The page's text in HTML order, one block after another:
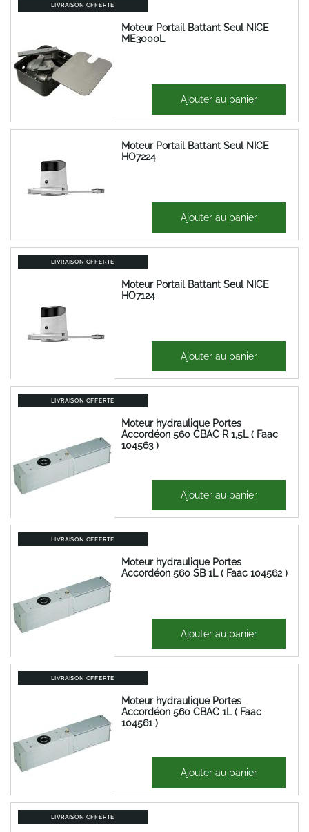
LIVRAISON OFFERTE
Moteur Portail Battant Seul NICE
ME3000L
608,47 € Ajouter au panier
Moteur Portail Battant Seul NICE
HO7224
Ajouter au panier
LIVRAISON OFFERTE
Moteur Portail Battant Seul NICE
HO7124
Ajouter au panier
LIVRAISON OFFERTE
Moteur hydraulique Portes
Accordéon 560 CBAC R 1,5L ( Faac
104563 )
1 830,13 € Ajouter au panier
LIVRAISON OFFERTE
Moteur hydraulique Portes
Accordéon 560 SB 1L ( Faac 104562 )
1 584,24 € Ajouter au panier
LIVRAISON OFFERTE
Moteur hydraulique Portes
Accordéon 560 CBAC 1L ( Faac
104561 )
1 647,47 € Ajouter au panier
LIVRAISON OFFERTE